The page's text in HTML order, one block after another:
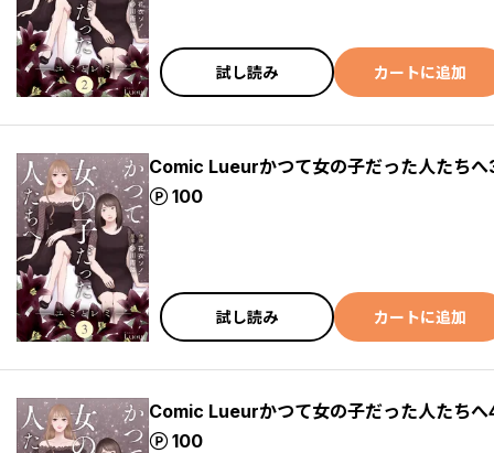
試し読み カートに追加
Comic Lueurかつて女の子だった人たちへ
100
ポイント
試し読み カートに追加
Comic Lueurかつて女の子だった人たちへ
100
ポイント